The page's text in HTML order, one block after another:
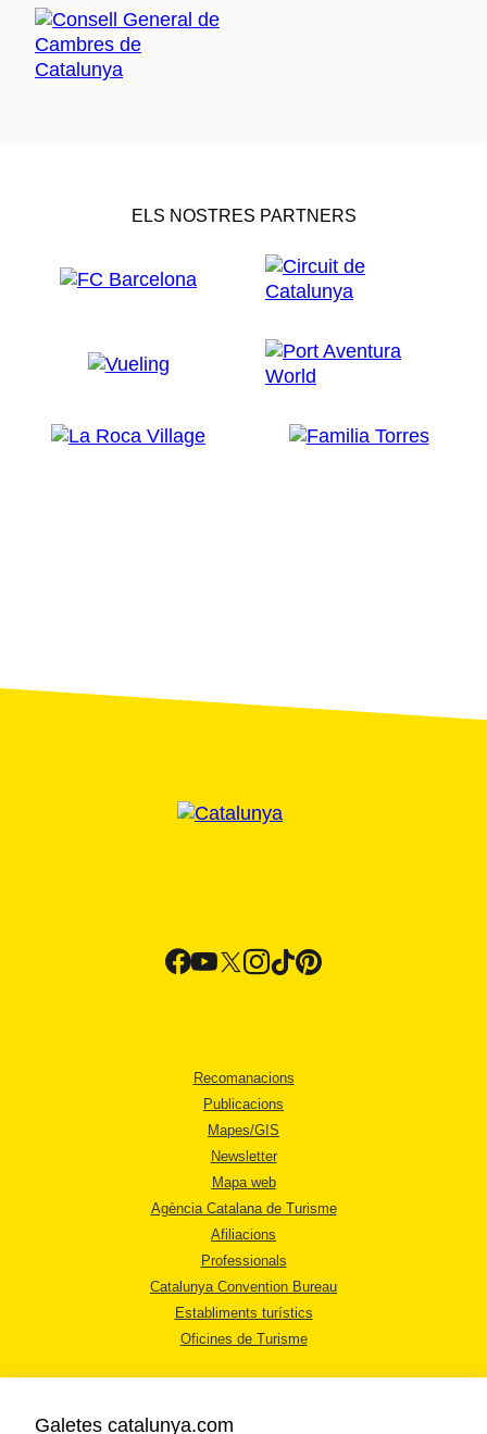
ELS NOSTRES PARTNERS
Recomanacions
Publicacions
Mapes/GIS
Newsletter
Mapa web
Agència Catalana de Turisme
Afiliacions
Professionals
Catalunya Convention Bureau
Establiments turístics
Oficines de Turisme
Galetes catalunya.com